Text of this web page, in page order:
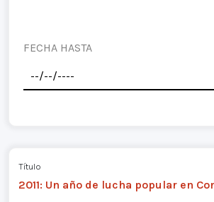
FECHA HASTA
Título
2011: Un año de lucha popular en